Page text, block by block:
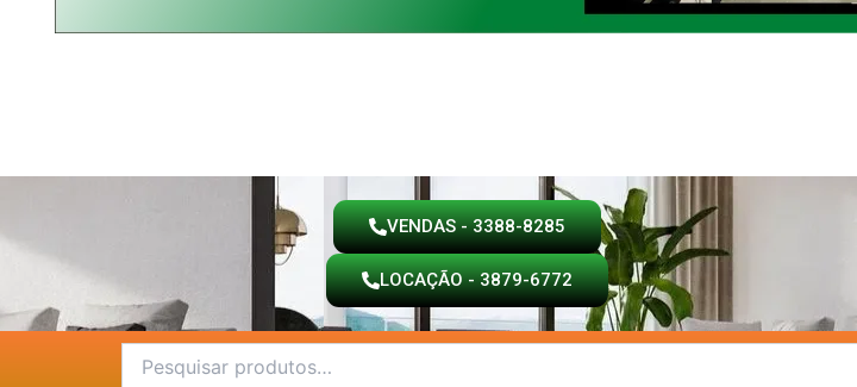
VENDAS - 3388-8285
LOCAÇÃO - 3879-6772
por: